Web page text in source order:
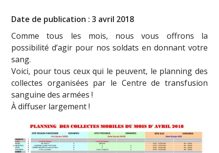
Date de publication : 3 avril 2018
Comme tous les mois, nous vous offrons la
possibilité d’agir pour nos soldats en donnant votre
sang.
Voici, pour tous ceux qui le peuvent, le planning des
collectes organisées par le Centre de transfusion
sanguine des armées !
À diffuser largement !